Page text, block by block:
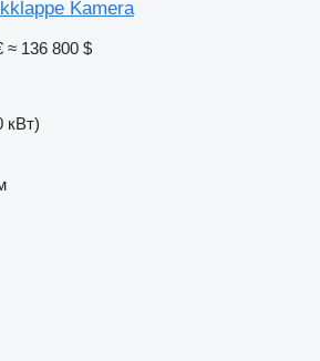
Kamera
≈ 136 800 $
кВт)